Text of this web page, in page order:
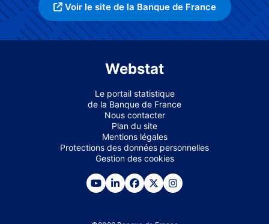
Voir le site de la Banque de France
Webstat
Le portail statistique
de la Banque de France
Nous contacter
Plan du site
Mentions légales
Protections des données personnelles
Gestion des cookies